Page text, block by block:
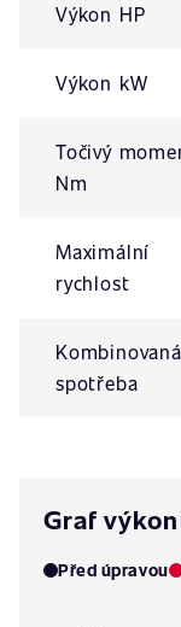
Výkon HP
Výkon kW
Točivý
Nm
Maximální
rychlost
Kombinovaná
spotřeba
Graf
Před úpravou